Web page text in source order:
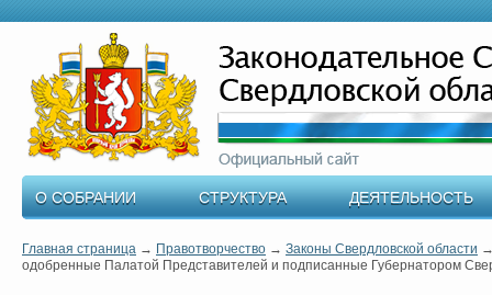
О СОБРАНИИ СТРУКТУРА ДЕЯТЕЛЬНОСТЬ
Главная страница → Правотворчество → Законы Свердловской области
одобренные Палатой Представителей и подписанные Губернатором